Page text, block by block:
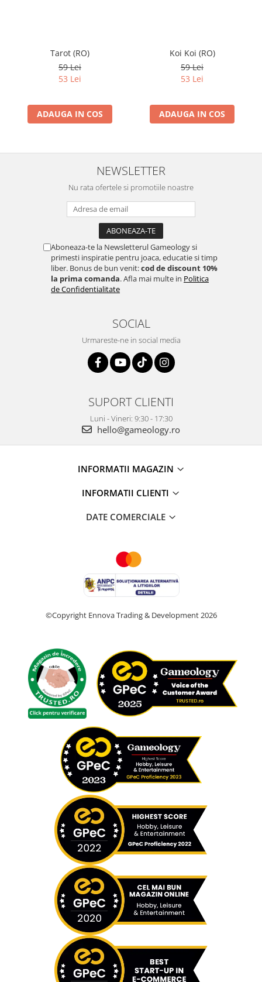
Tarot (RO)
59 Lei
53 Lei
ADAUGA IN COS
Koi Koi (RO)
59 Lei
53 Lei
ADAUGA IN COS
NEWSLETTER
Nu rata ofertele si promotiile noastre
Aboneaza-te la Newsletterul Gameology si
primesti inspiratie pentru joaca, educatie si timp
liber. Bonus de bun venit:cod de discount 10%
la prima comanda. Afla mai multe in Politica
de Confidentialitate
SOCIAL
Urmareste-ne in social media
SUPORT CLIENTI
Luni - Vineri: 9:30 - 17:30
hello@gameology.ro
INFORMATII MAGAZIN
INFORMATII CLIENTI
DATE COMERCIALE
©Copyright Ennova Trading & Development 2026